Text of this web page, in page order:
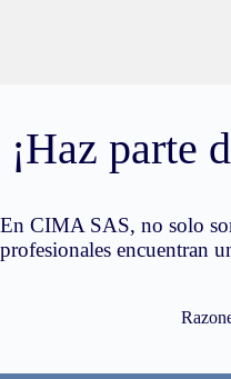
¡Haz parte
En CIMA SAS, no solo
profesionales encuentran